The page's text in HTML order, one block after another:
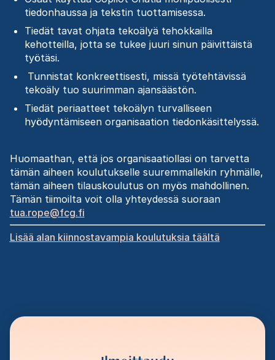
tiedonhaussa ja tekstin tuottamisessa.
Tiedät tavat ohjata tekoälyä tehokkailla
kehotteilla, jotta se tukee juuri sinun päivittäistä
työtäsi.
Tunnistat konkreettisesti, missä työtehtävissä
tekoäly tuo suurimman ajansäästön.
Tiedät periaatteet tekoälyn turvalliseen
hyödyntämiseen organisaation tiedonkäsittelyssä.
Huomaathan, että jos organisaatiollasi on tarvetta
tämän aiheen koulutukselle suuremmallekin ryhmälle,
tämän aiheen tilauskoulutus on myös mahdollinen.
Tämän tiimoilta voit olla yhteydessä suoraan
tua.rope@fcg.fi
Lisää alan kiinnostavampia koulutuksia täältä